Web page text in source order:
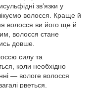
зв’язки у
волосся. Краще й
волосся ви його ще й
волосся стане
довше.
силу та
коли необхідно
— вологе волосся
рветься.